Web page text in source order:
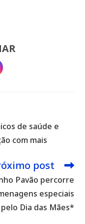
de saúde e
com mais
post
Pavão percorre
especiais
pelo Dia das Mães*